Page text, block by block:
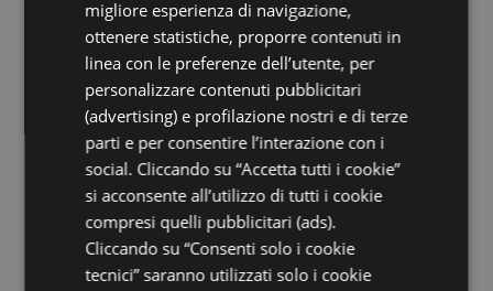
sostanze rispettose della salute e della
pelle. Questa scelta nasce dall’attenzione che
riponiamo non solo sull’ambiente, ma anche sul
benessere fisico dei nostri ospiti, specialmente i
più piccoli. Ma non ci limitiamo a questo! Ti
chiediamo di aiutarci in questo nostro progetto
con un piccolo gesto, che a te non costa nulla ma
che farà la differenza e sarà uno splendido
esempio per i tuoi bambini. Gliasciugamani del
bagno lasciali sul pavimento solo quando
migliore esperienza di navigazione,
ottenere statistiche, proporre contenuti in
linea con le preferenze dell’utente, per
personalizzare contenuti pubblicitari
(advertising) e profilazione nostri e di terze
parti e per consentire l’interazione con i
social. Cliccando su “Accetta tutti i cookie”
si acconsente all’utilizzo di tutti i cookie
compresi quelli pubblicitari (ads).
Cliccando su “Consenti solo i cookie
tecnici” saranno utilizzati solo i cookie